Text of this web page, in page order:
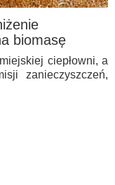
biomasę
ciepłowni, a
zanieczyszczeń,